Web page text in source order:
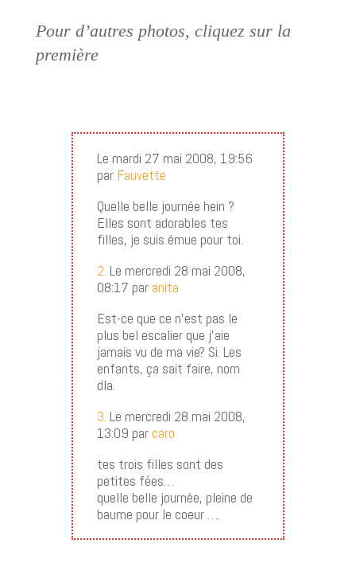
Pour d’autres photos, cliquez sur la
première
Le mardi 27 mai 2008, 19:56
par Fauvette
Quelle belle journée hein ?
Elles sont adorables tes
filles, je suis émue pour toi.
2. Le mercredi 28 mai 2008,
08:17 par anita
Est-ce que ce n’est pas le
plus bel escalier que j’aie
jamais vu de ma vie? Si. Les
enfants, ça sait faire, nom
dla.
3. Le mercredi 28 mai 2008,
13:09 parcaro
tes trois filles sont des
petites fées…
quelle belle journée, pleine de
baume pour le coeur ….